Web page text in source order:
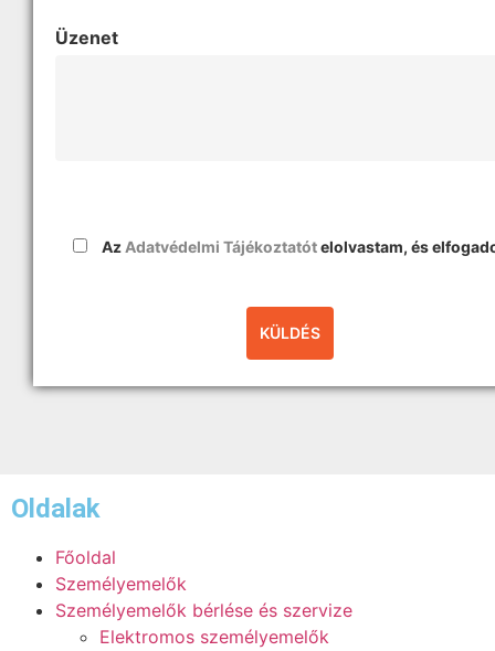
Üzenet
Az Adatvédelmi Tájékoztatótelolvastam, és
Oldalak
Főoldal
Személyemelők
Személyemelők bérlése és szervize
Elektromos személyemelők